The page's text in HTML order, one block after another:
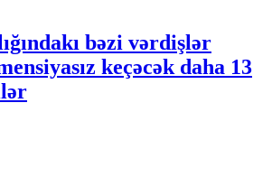
bəzi vərdişlər
keçəcək daha 13